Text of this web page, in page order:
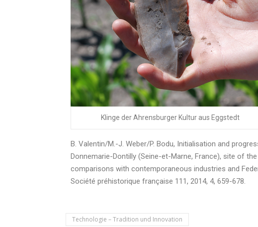
Klinge der Ahrensburger Kultur aus Eggstedt
B. Valentin/M.-J. Weber/P. Bodu, Initialisation and
Donnemarie-Dontilly (Seine-et-Marne, France), site of
comparisons with contemporaneous industries and
Société préhistorique française 111, 2014, 4, 659-678.
Technologie – Tradition und Innovation